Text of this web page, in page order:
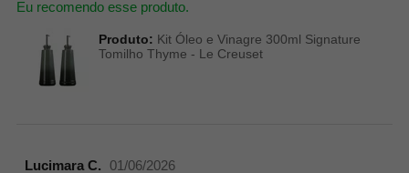
Eu recomendo esse produto.
Produto: Kit Óleo e Vinagre 300ml Signature
Tomilho Thyme - Le Creuset
Lucimara C.
01/06/2026